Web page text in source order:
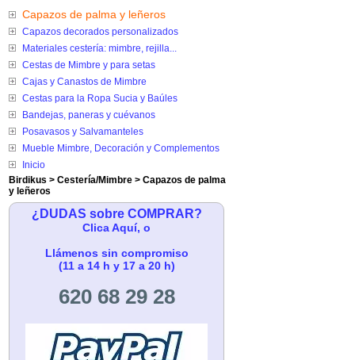
Capazos de palma y leñeros
Capazos decorados personalizados
Materiales cestería: mimbre, rejilla...
Cestas de Mimbre y para setas
Cajas y Canastos de Mimbre
Cestas para la Ropa Sucia y Baúles
Bandejas, paneras y cuévanos
Posavasos y Salvamanteles
Mueble Mimbre, Decoración y Complementos
Inicio
Birdikus > Cestería/Mimbre > Capazos de palma
y leñeros
¿DUDAS sobre COMPRAR?
Clica Aquí, o
Llámenos sin compromiso
(11 a 14 h y 17 a 20 h)
620 68 29 28